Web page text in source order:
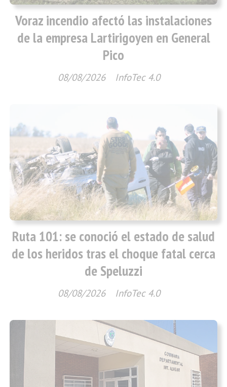
Voraz incendio afectó las instalaciones
de la empresa Lartirigoyen en General
Pico
InfoTec 4.0
08/08/2026
Ruta 101: se conoció el estado de salud
de los heridos tras el choque fatal cerca
de Speluzzi
InfoTec 4.0
08/08/2026